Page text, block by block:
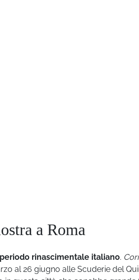
a Roma
rinascimentale italiano.
al 26 giugno alle Scuderie del